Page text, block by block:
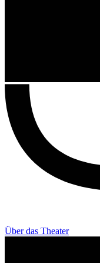
Über das Theater